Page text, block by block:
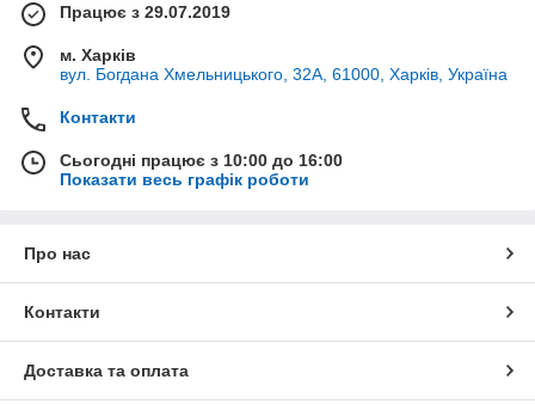
Працює з 29.07.2019
м. Харків
вул. Богдана Хмельницького, 32А, 61000, Харків, Україна
Контакти
Сьогодні працює з 10:00 до 16:00
Показати весь графік роботи
Про нас
Контакти
Доставка та оплата